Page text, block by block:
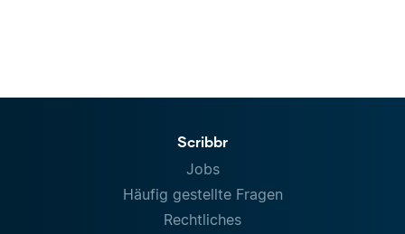
Scribbr
Jobs
Häufig gestellte Fragen
Rechtliches